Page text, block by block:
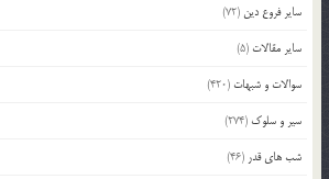
سایر فروع دین (72)
سایر مقالات (5)
سوالات و شبهات (420)
سیر و سلوک (274)
شب های قدر (46)